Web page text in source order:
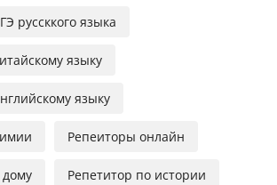
руссккого языка
языку
языку
Репеиторы онлайн
Репетитор по истории